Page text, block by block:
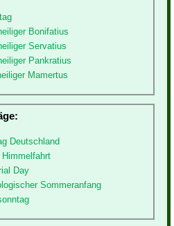
Bonifatius
Servatius
Pankratius
Mamertus
Deutschland
Day
Sommeranfang